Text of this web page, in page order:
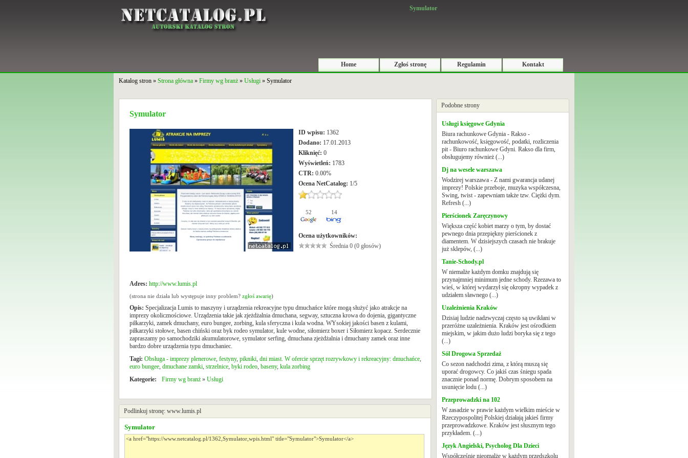
Symulator
Home Zgłoś stronę Regulamin Kontakt
Katalog stron » Strona główna » Firmy wg branż » Usługi » Symulator
Symulator
ID wpisu: 1362
Dodano: 17.01.2013
Kliknięć: 0
Wyświetleń: 1783
CTR: 0.00%
Ocena NetCatalog: 1/5
52 14
Ocena użytkowników:
Średnia 0 (0 głosów)
Adres: http://www.lumis.pl
(strona nie działa lub występuje inny problem? zgłoś awarię)
Opis: Specjalizacja Lumis to maszyny i urządzenia rekreacyjne typu dmuchańce które mogą służyć jako atrakcje na
imprezy okolicznościowe. Urządzenia takie jak zjeżdżalnia dmuchana, segway, sztuczna krowa do dojenia, gigantyczne
piłkarzyki, zamek dmuchany, euro bungee, zorbing, kula sferyczna i kula wodna. WYsokiej jakości basen z kulami,
piłkarzyki stołowe, basen chiński oraz byk rodeo symulator, kule wodne, siłomierz boxer i Siłomierz kopacz. Serdecznie
zapraszamy po samochodziki akumulatorowe, symulator serfing, dmuchana zjeżdżalnia i dmuchany zamek oraz inne
bardzo dobre urządzenia typu dmuchaniec.
Tagi: Obsługa - imprezy plenerowe, festyny, pikniki, dni miast. W ofercie sprzęt rozrywkowy i rekreacyjny: dmuchańce,
euro bungee, dmuchane zamki, strzelnice, byki rodeo, baseny, kula zorbing
Kategorie:
Firmy wg branż » Usługi
Podlinkuj stronę: www.lumis.pl
Symulator
Podobne strony
Usługi księgowe Gdynia
Biura rachunkowe Gdynia - Rakso -
rachunkowość, księgowość, podatki, rozliczenia
pit - Biuro rachunkowe Gdyni. Rakso dla firm,
obsługujemy również (...)
Dj na wesele warszawa
Wodzirej warszawa - Z nami gwarancja udanej
imprezy! Polskie przeboje, muzyka współczesna,
Swing, twist - zapewniam także tzw. Ciężki dym.
Refresh (...)
Pierścionek Zaręczynowy
Większa część kobiet marzy o tym, by dostać
pewnego dnia przepiękny pierścionek z
diamentem. W dzisiejszych czasach nie brakuje
już sklepów, (...)
Tanie-Schody.pl
W niemalże każdym domku znajdują się
przynajmniej minimum jedne schody. Rzezawa to
wieś, w której wydarzył się okropny wypadek z
udziałem sławnego (...)
Uzależnienia Kraków
Dzisiaj ludzie nadzwyczaj często są uwikłani w
przeróżne uzależnienia. Kraków jest ośrodkiem
miejskim, w jakim dużo ludzi boryka się z tego
(...)
Sól Drogowa Sprzedaż
Co sezon nadchodzi zima, z którą muszą się
uporać drogowcy. Co jakiś czas śniegu spada
znacznie ponad normę. Dobrym sposobem na
usunięcie lodu (...)
Przeprowadzki na 102
W zasadzie w prawie każdym wielkim mieście w
Rzeczypospolitej Polskiej działają jakieś firmy
przeprowadzkowe. Kraków jest słusznym tego
przykładem. (...)
Język Angielski, Psycholog Dla Dzieci
Współcześnie nieomalże w każdym przedszkolu